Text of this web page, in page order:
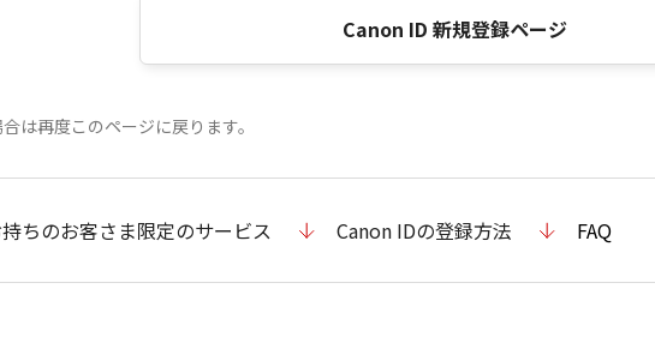
Canon ID 新規登録ページ
は再度このページに戻ります。
ちのお客さま限定のサービス Canon IDの登録方法 FAQ